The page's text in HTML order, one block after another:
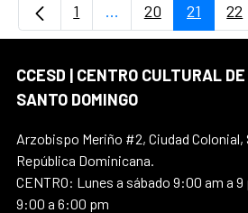
Página
1 ...PáginasPágina
20 Página
21 22
CCESD | CENTRO CULTURAL
SANTO DOMINGO
Arzobispo Meriño #2, Ciudad
República Dominicana.
CENTRO: Lunes a sábado 9:00 am a
9:00 a 6:00 pm